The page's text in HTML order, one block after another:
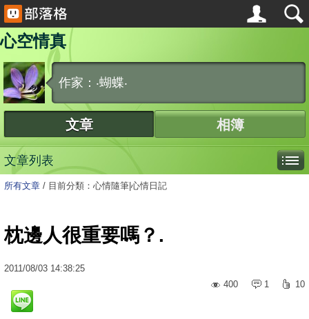
心空情真
作家：‧蝴蝶‧
文章 相簿
文章列表
所有文章 / 目前分類：心情隨筆|心情日記
枕邊人很重要嗎？.
2011/08/03 14:38:25
400
1 10